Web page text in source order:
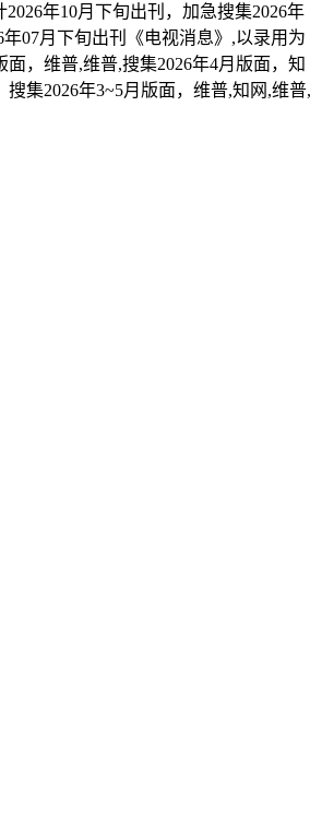
年10月下旬出刊，加急搜集2026年
07月下旬出刊《电视消息》,以录用为
，维普,维普,搜集2026年4月版面，知
集2026年3~5月版面，维普,知网,维普,